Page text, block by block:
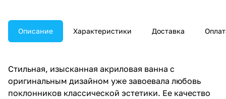
Описание Характеристики Доставка
Стильная, изысканная акриловая ванна с
оригинальным дизайном уже завоевала любовь
поклонников классической эстетики. Ее качество